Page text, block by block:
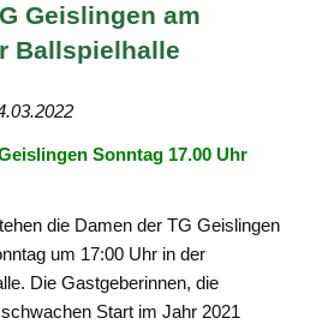
Geislingen am
Ballspielhalle
Sonntag 17.00 Uhr
die Damen der TG Geislingen
um 17:00 Uhr in der
Die Gastgeberinnen, die
Start im Jahr 2021